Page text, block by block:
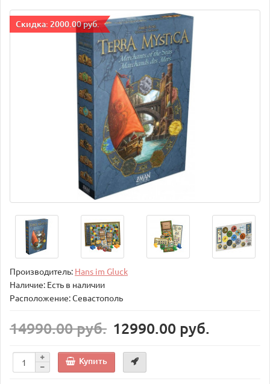
Cкидка: 2000.00 руб.
Производитель: Hans im Gluck
Наличие: Есть в наличии
Расположение: Севастополь
14990.00 руб. 12990.00 руб.
Купить